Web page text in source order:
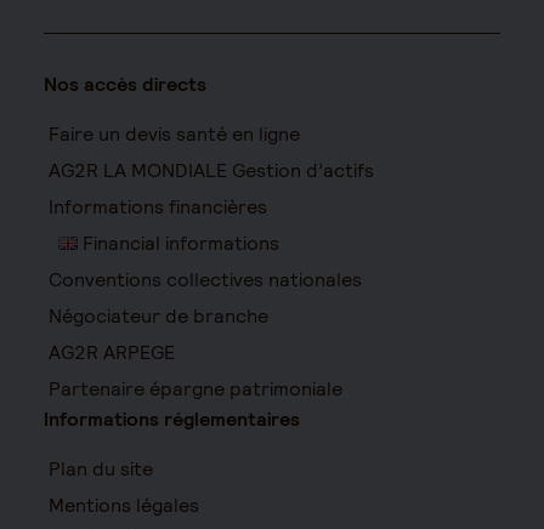
Nos accès directs
Faire un devis santé en ligne
AG2R LA MONDIALE Gestion d’actifs
Informations financières
Financial informations
Conventions collectives nationales
Négociateur de branche
AG2R ARPEGE
Partenaire épargne patrimoniale
Informations réglementaires
Plan du site
Mentions légales